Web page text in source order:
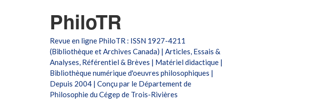
PhiloTR
Revue en ligne PhiloTR : ISSN 1927-4211
(Bibliothèque et Archives Canada) | Articles, Essais &
Analyses, Référentiel & Brèves | Matériel didactique |
Bibliothèque numérique d'oeuvres philosophiques |
Depuis 2004 | Conçu par le Département de
Philosophie du Cégep de Trois-Rivières